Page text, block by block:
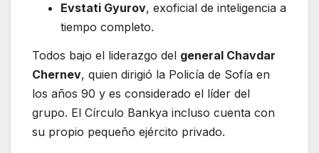
Evstati Gyurov, exoficial de inteligencia a
tiempo completo.
Todos bajo el liderazgo del general Chavdar
Chernev, quien dirigió la Policía de Sofía en
los años 90 y es considerado el líder del
grupo. El Círculo Bankya incluso cuenta con
su propio pequeño ejército privado.